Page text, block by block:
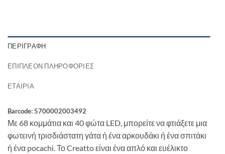
ΠΕΡΙΓΡΑΦΉ
ΕΠΙΠΛΈΟΝ ΠΛΗΡΟΦΟΡΊΕΣ
ΕΤΑΙΡΊΑ
Barcode: 5700002003492
Με 68 κομμάτια και 40 φώτα LED, μπορείτε να φτιάξετε μια
φωτεινή τρισδιάστατη γάτα ή ένα αρκουδάκι ή ένα σπιτάκι
ή ένα pocachi. Το Creatto είναι ένα απλό και ευέλικτο